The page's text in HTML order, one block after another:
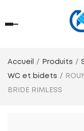
Accueil Produits
WC et bidets
BRIDE RIMLESS